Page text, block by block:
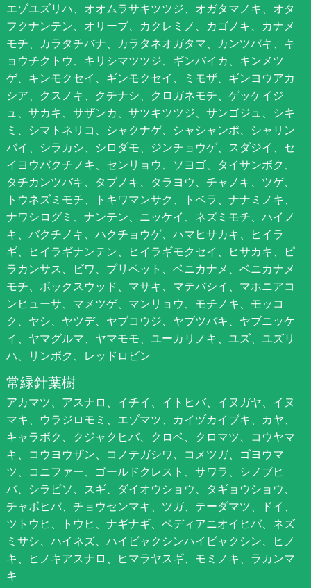
エゾユズリハ、オオムラサキツツジ、オガタマノキ、オタ
フクナンテン、オリーブ、カクレミノ、カゴノキ、カナメ
モチ、カラタチバナ、カラタネオガタマ、カンツバキ、キ
ョウチクトウ、キリシマツツジ、ギンバイカ、キンメツ
ゲ、キンモクセイ、ギンモクセイ、ミモザ、ギンヨウアカ
シア、クスノキ、クチナシ、クロガネモチ、ゲッケイジ
ュ、サカキ、サザンカ、サツキツツジ、サンゴジュ、シキ
ミ、シマトネリコ、シャクナゲ、シャシャンポ、シャリン
バイ、シラカシ、シロダモ、ジンチョウゲ、スダジイ、セ
イヨウバクチノキ、センリョウ、ソヨゴ、タイサンボク、
タチカンツバキ、タブノキ、タラヨウ、チャノキ、ツゲ、
トウネズミモチ、トキワマンサク、トベラ、ナナミノキ、
ナワシログミ、ナンテン、ニッケイ、ネズミモチ、ハイノ
キ、バクチノキ、ハクチョウゲ、ハマヒサカキ、ヒイラ
ギ、ヒイラギナンテン、ヒイラギモクセイ、ヒサカキ、ピ
ラカンサス、ビワ、プリペット、ベニカナメ、ベニカナメ
モチ、ボックスウッド、マサキ、マテバシイ、マホニアコ
ンヒューサ、マメツゲ、マンリョウ、モチノキ、モッコ
ク、ヤシ、ヤツデ、ヤブコウジ、ヤブツバキ、ヤブニッケ
イ、ヤマグルマ、ヤマモモ、ユーカリノキ、ユズ、ユズリ
ハ、リンボク、レッドロビン
常緑針葉樹
アカマツ、アスナロ、イチイ、イトヒバ、イヌガヤ、イヌ
マキ、ウラジロモミ、エゾマツ、カイヅカイブキ、カヤ、
キャラボク、クジャクヒバ、クロベ、クロマツ、コウヤマ
キ、コウヨウザン、コノテガシワ、コメツガ、ゴヨウマ
ツ、コニファー、ゴールドクレスト、サワラ、シノブヒ
バ、シラビソ、スギ、ダイオウショウ、タギョウショウ、
チャボヒバ、チョウセンマキ、ツガ、テーダマツ、ドイ、
ツトウヒ、トウヒ、ナギナギ、ペディアニオイヒバ、ネズ
ミサシ、ハイネズ、ハイビャクシンハイビャクシン、ヒノ
キ、ヒノキアスナロ、ヒマラヤスギ、モミノキ、ラカンマ
キ